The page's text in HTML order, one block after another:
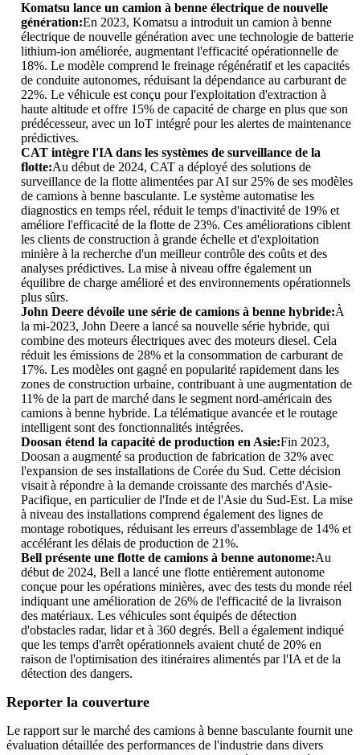
Komatsu lance un camion à benne électrique de nouvelle
génération:En 2023, Komatsu a introduit un camion à benne
électrique de nouvelle génération avec une technologie de batterie
lithium-ion améliorée, augmentant l'efficacité opérationnelle de
18%. Le modèle comprend le freinage régénératif et les capacités
de conduite autonomes, réduisant la dépendance au carburant de
22%. Le véhicule est conçu pour l'exploitation d'extraction à
haute altitude et offre 15% de capacité de charge en plus que son
prédécesseur, avec un IoT intégré pour les alertes de maintenance
prédictives.
CAT intègre l'IA dans les systèmes de surveillance de la
flotte:Au début de 2024, CAT a déployé des solutions de
surveillance de la flotte alimentées par AI sur 25% de ses modèles
de camions à benne basculante. Le système automatise les
diagnostics en temps réel, réduit le temps d'inactivité de 19% et
améliore l'efficacité de la flotte de 23%. Ces améliorations ciblent
les clients de construction à grande échelle et d'exploitation
minière à la recherche d'un meilleur contrôle des coûts et des
analyses prédictives. La mise à niveau offre également un
équilibre de charge amélioré et des environnements opérationnels
plus sûrs.
John Deere dévoile une série de camions à benne hybride:À
la mi-2023, John Deere a lancé sa nouvelle série hybride, qui
combine des moteurs électriques avec des moteurs diesel. Cela
réduit les émissions de 28% et la consommation de carburant de
17%. Les modèles ont gagné en popularité rapidement dans les
zones de construction urbaine, contribuant à une augmentation de
11% de la part de marché dans le segment nord-américain des
camions à benne hybride. La télématique avancée et le routage
intelligent sont des fonctionnalités intégrées.
Doosan étend la capacité de production en Asie:Fin 2023,
Doosan a augmenté sa production de fabrication de 32% avec
l'expansion de ses installations de Corée du Sud. Cette décision
visait à répondre à la demande croissante des marchés d'Asie-
Pacifique, en particulier de l'Inde et de l'Asie du Sud-Est. La mise
à niveau des installations comprend également des lignes de
montage robotiques, réduisant les erreurs d'assemblage de 14% et
accélérant les délais de production de 21%.
Bell présente une flotte de camions à benne autonome:Au
début de 2024, Bell a lancé une flotte entièrement autonome
conçue pour les opérations minières, avec des tests du monde réel
indiquant une amélioration de 26% de l'efficacité de la livraison
des matériaux. Les véhicules sont équipés de détection
d'obstacles radar, lidar et à 360 degrés. Bell a également indiqué
que les temps d'arrêt opérationnels avaient chuté de 20% en
raison de l'optimisation des itinéraires alimentés par l'IA et de la
détection des dangers.
Reporter la couverture
Le rapport sur le marché des camions à benne basculante fournit une
évaluation détaillée des performances de l'industrie dans divers